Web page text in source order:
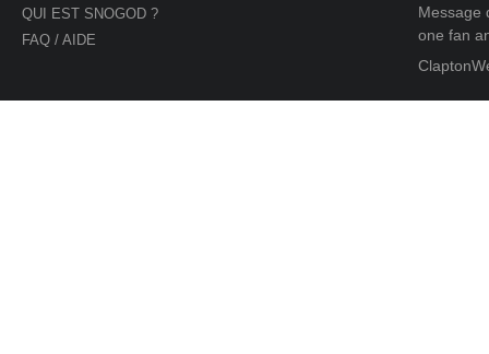
QUI EST SNOGOD ?
FAQ / AIDE
Message
one fan